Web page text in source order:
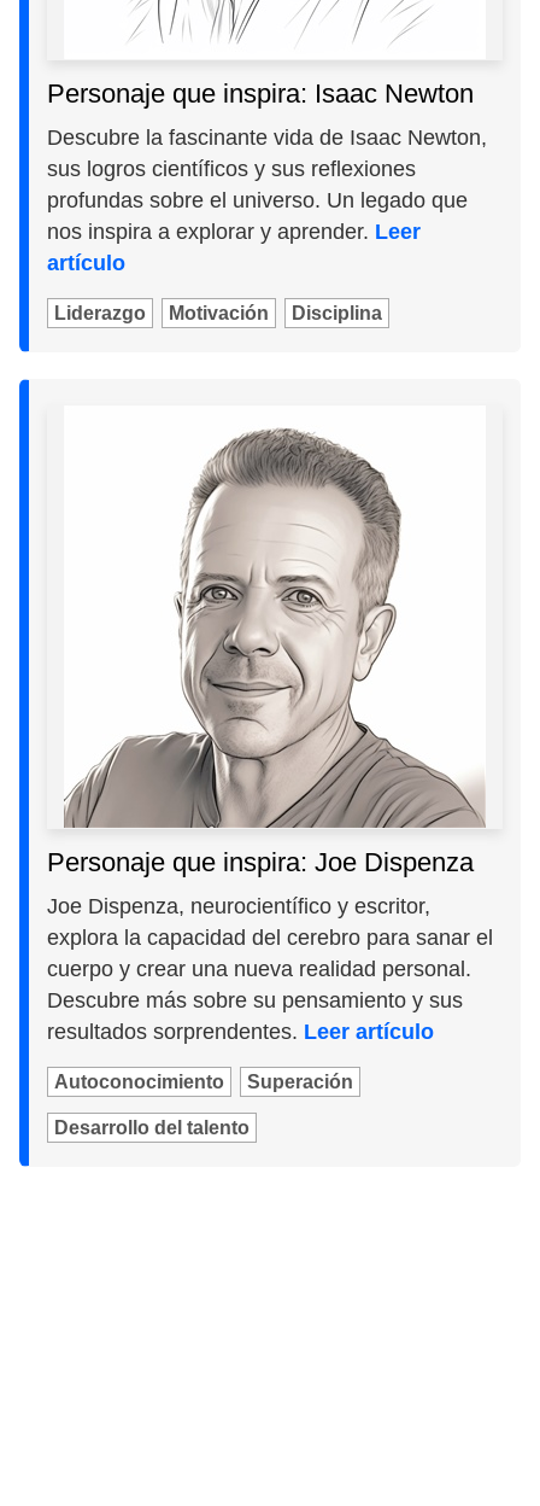
Personaje que inspira: Isaac Newton
Descubre la fascinante vida de Isaac Newton,
sus logros científicos y sus reflexiones
profundas sobre el universo. Un legado que
nos inspira a explorar y aprender. Leer
artículo
Liderazgo Motivación Disciplina
Personaje que inspira: Joe Dispenza
Joe Dispenza, neurocientífico y escritor,
explora la capacidad del cerebro para sanar el
cuerpo y crear una nueva realidad personal.
Descubre más sobre su pensamiento y sus
resultados sorprendentes. Leer artículo
Autoconocimiento Superación
Desarrollo del talento